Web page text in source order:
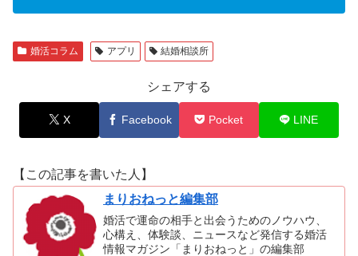
婚活コラム アプリ 結婚相談所
シェアする
X Facebook Pocket LINE
【この記事を書いた人】
まりおねっと編集部
婚活で運命の相手と出会うためのノウハウ、
心構え、体験談、ニュースなど発信する婚活
情報マガジン「まりおねっと」の編集部